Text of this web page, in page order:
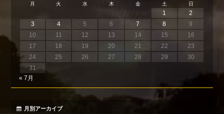
月 火 水 木 金 土 日
1
2
3
4 5 6 7 8
9
10
11 12 13 14 15
16
17
18 19 20 21 22
23
24
25 26 27 28 29
30
31
« 7月
月別アーカイブ